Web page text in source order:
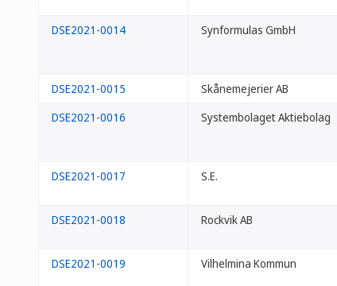
DSE2021-0014
Synformulas GmbH
DSE2021-0015
Skånemejerier AB
DSE2021-0016
Systembolaget Aktiebolag
DSE2021-0017
S.E.
DSE2021-0018
Rockvik AB
DSE2021-0019
Vilhelmina Kommun